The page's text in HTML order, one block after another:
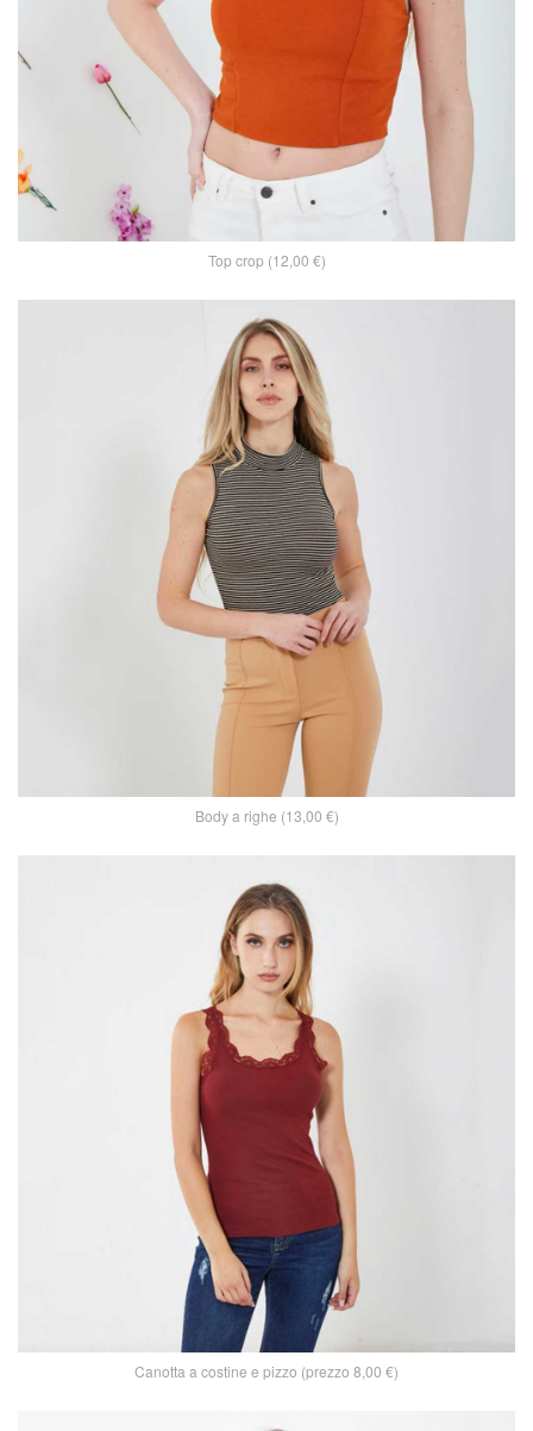
Top crop (12,00 €)
Body a righe (13,00 €)
Canotta a costine e pizzo (prezzo 8,00 €)